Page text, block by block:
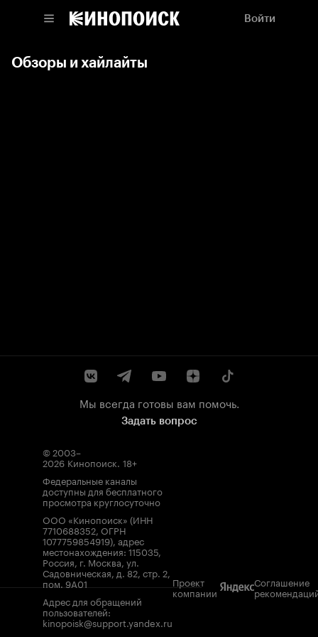
Войти
Обзоры и хайлайты
Мы всегда готовы вам помочь.
Задать вопрос
© 2003–
2026 Кинопоиск. 18+
Федеральные каналы
доступны для бесплатного
просмотра круглосуточно
ООО «Кинопоиск» (ИНН
7710688352, ОГРН
1077759854919), адрес
местонахождения: 115035,
Россия, г. Москва, ул.
Садовническая, д. 82, стр. 2,
пом. 9А01
Адрес для обращений
пользователей:
kinopoisk@support.yandex.ru
Проект
компании
Соглашение